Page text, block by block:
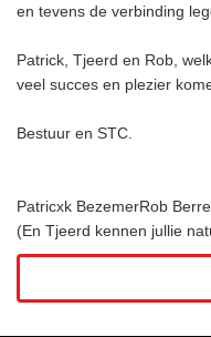
en tevens de verbinding
Patrick, Tjeerd en Rob,
veel succes en plezier
Bestuur en STC.
Patricxk BezemerRob
(En Tjeerd kennen jullie